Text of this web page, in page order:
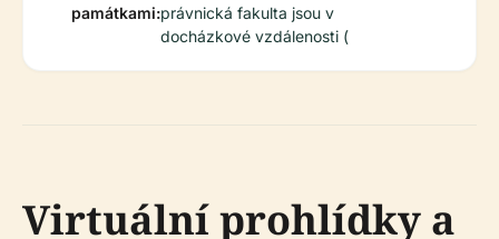
památkami:právnická fakulta jsou v
docházkové vzdálenosti (
Virtuální prohlídky a